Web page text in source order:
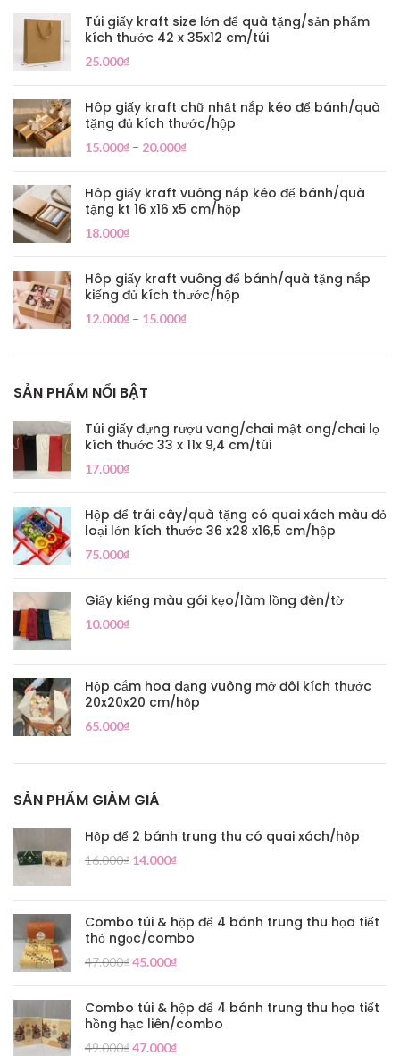
Túi giấy kraft size lớn để quà tặng/sản phẩm
kích thước 42 x 35x12 cm/túi
25.000₫
Hôp giấy kraft chữ nhật nắp kéo để bánh/quà
tặng đủ kích thước/hộp
15.000₫ – 20.000₫
Hôp giấy kraft vuông nắp kéo để bánh/quà
tặng kt 16 x16 x5 cm/hộp
18.000₫
Hôp giấy kraft vuông để bánh/quà tặng nắp
kiếng đủ kích thước/hộp
12.000₫ – 15.000₫
SẢN PHẨM NỔI BẬT
Túi giấy đựng rượu vang/chai mật ong/chai lọ
kích thước 33 x 11x 9,4 cm/túi
17.000₫
Hộp để trái cây/quà tặng có quai xách màu đỏ
loại lớn kích thước 36 x28 x16,5 cm/hộp
75.000₫
Giấy kiếng màu gói kẹo/làm lồng đèn/tờ
10.000₫
Hộp cắm hoa dạng vuông mở đôi kích thước
20x20x20 cm/hộp
65.000₫
SẢN PHẨM GIẢM GIÁ
Hộp để 2 bánh trung thu có quai xách/hộp
16.000₫ 14.000₫
Combo túi & hộp để 4 bánh trung thu họa tiết
thỏ ngọc/combo
47.000₫45.000₫
Combo túi & hộp để 4 bánh trung thu họa tiết
hồng hạc liên/combo
49.000₫47.000₫